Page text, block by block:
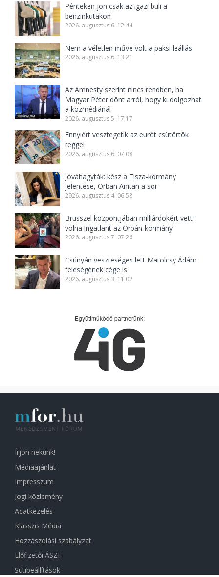
Pénteken jön csak az igazi buli a
benzinkutakon
2026. augusztus 6. 12:44
Nem a véletlen műve volt a paksi leállás
2026. augusztus 6. 13:21
Az Amnesty szerint nincs rendben, ha
Magyar Péter dönt arról, hogy ki dolgozhat
a közmédiánál
2026. augusztus 5. 17:17
Ennyiért vesztegetik az eurót csütörtök
reggel
2026. augusztus 6. 07:08
Jóváhagyták: kész a Tisza-kormány
jelentése, Orbán Anitán a sor
2026. augusztus 4. 06:58
Brüsszel központjában milliárdokért vett
volna ingatlant az Orbán-kormány
2026. augusztus 7. 07:26
Csúnyán veszteséges lett Matolcsy Ádám
feleségének cége is
2026. augusztus 3. 11:02
Együttműködő partnerünk:
Írjon nekünk!
Médiaajánlat
Impresszum
Jogi közlemény
Adatkezelés
Klasszis Média
Hozzászólási szabályzat
Előfizetői ÁSZF
Sütibeállítások